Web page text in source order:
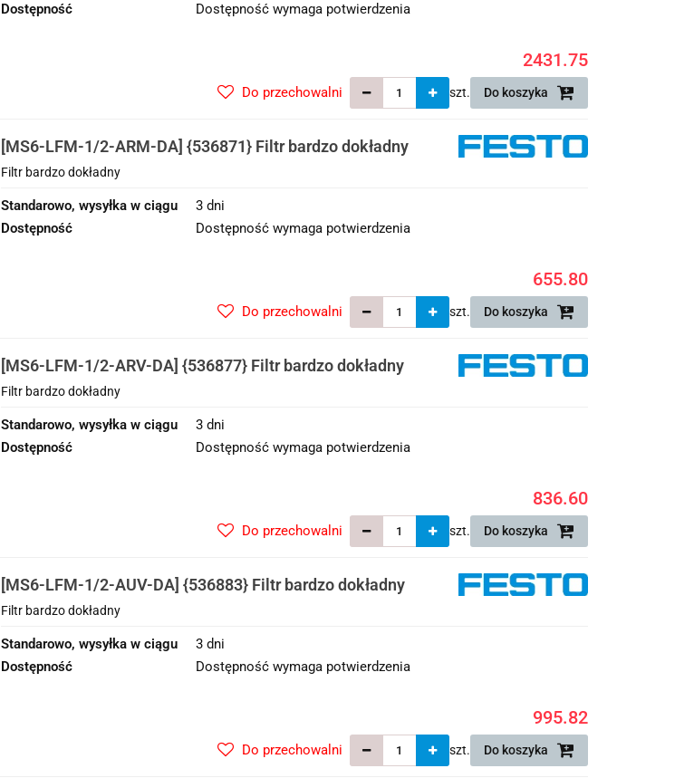
Dostępność
Dostępność wymaga potwierdzenia
2431.75
szt. Do koszyka
Do przechowalni
[MS6-LFM-1/2-ARM-DA] {536871} Filtr bardzo dokładny
Filtr bardzo dokładny
Standarowo, wysyłka w ciągu
3 dni
Dostępność
Dostępność wymaga potwierdzenia
655.80
szt. Do koszyka
Do przechowalni
[MS6-LFM-1/2-ARV-DA] {536877} Filtr bardzo dokładny
Filtr bardzo dokładny
Standarowo, wysyłka w ciągu
3 dni
Dostępność
Dostępność wymaga potwierdzenia
836.60
szt. Do koszyka
Do przechowalni
[MS6-LFM-1/2-AUV-DA] {536883} Filtr bardzo dokładny
Filtr bardzo dokładny
Standarowo, wysyłka w ciągu
3 dni
Dostępność
Dostępność wymaga potwierdzenia
995.82
szt. Do koszyka
Do przechowalni